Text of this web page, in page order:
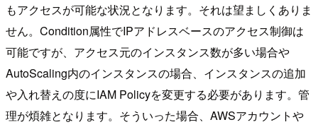
もアクセスが可能な状況となります。それは望ましくありま
せん。Condition属性でIPアドレスベースのアクセス制御は
可能ですが、アクセス元のインスタンス数が多い場合や
AutoScaling内のインスタンスの場合、インスタンスの追加
や入れ替えの度にIAM Policyを変更する必要があります。管
理が煩雑となります。そういった場合、AWSアカウントや